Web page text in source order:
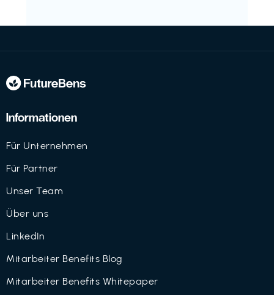
Informationen
Für Unternehmen
Für Partner
Unser Team
Über uns
LinkedIn
Mitarbeiter Benefits Blog
Mitarbeiter Benefits Whitepaper